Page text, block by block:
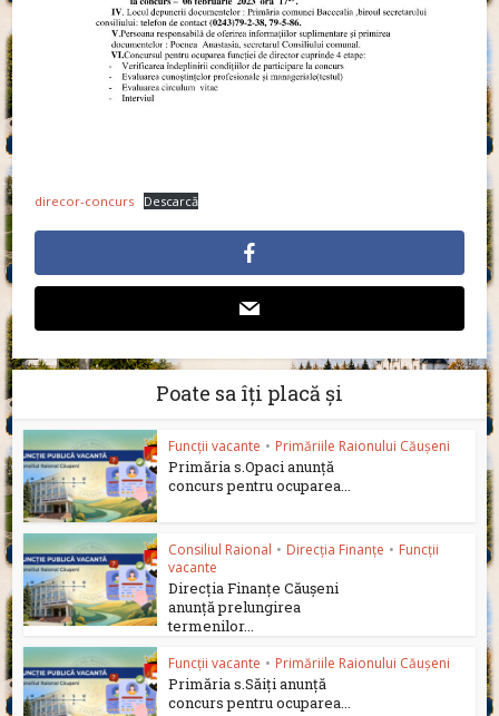
direcor-concurs Descarcă
Poate sa îți placă și
Funcții vacante • Primăriile Raionului Căușeni
Primăria s.Opaci anunță
concurs pentru ocuparea...
Consiliul Raional • Direcția Finanțe • Funcții
vacante
Direcția Finanțe Căușeni
anunță prelungirea
termenilor...
Funcții vacante • Primăriile Raionului Căușeni
Primăria s.Săiți anunță
concurs pentru ocuparea...